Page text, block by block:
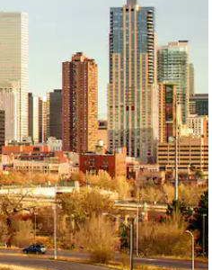
en appuyant et en faisant glisser.